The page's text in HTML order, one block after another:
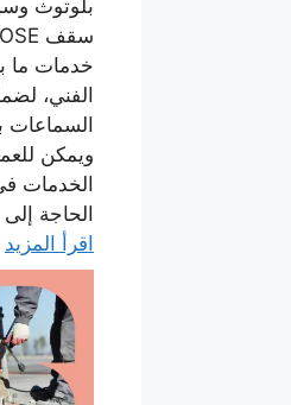
خدمات ما
الفني،
السماعات
ويمكن
الخدمات
الحاجة
اقرأ المزيد